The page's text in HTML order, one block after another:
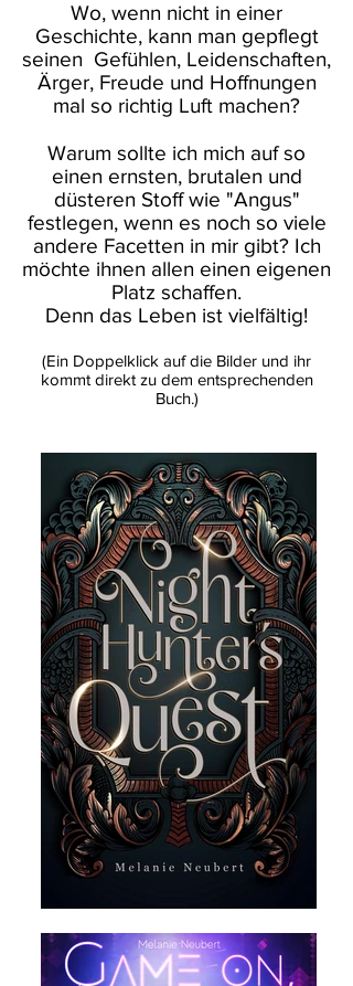
Wo, wenn nicht in einer
Geschichte, kann man gepflegt
seinen Gefühlen, Leidenschaften,
Ärger, Freude und Hoffnungen
mal so richtig Luft machen?
Warum sollte ich mich auf so
einen ernsten, brutalen und
düsteren Stoff wie "Angus"
festlegen, wenn es noch so viele
andere Facetten in mir gibt? Ich
möchte ihnen allen einen eigenen
Platz schaffen.
Denn das Leben ist vielfältig!
(Ein Doppelklick auf die Bilder und ihr
kommt direkt zu dem entsprechenden
Buch.)